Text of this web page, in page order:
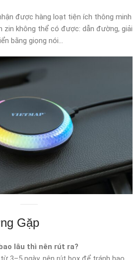
được hàng loạt tiện ích thông minh
zin không thể có được: dẫn đường, giải
bằng giọng nói…
Gặp
lâu thì nên rút ra?